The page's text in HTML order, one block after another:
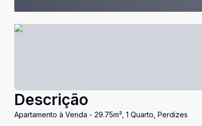
Descrição
Apartamento à Venda - 29.75m², 1 Quarto, Perdizes